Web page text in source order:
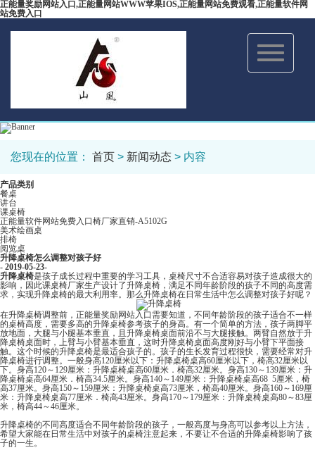
正能量奖励网站入口,正能量网站WWW苹果IOS,正能量网站免费观看,正能量软件网
站免费入口
Toggle
navigation
您现在的位置： 首页 > 新闻动态 > 内容
产品类别
餐桌
讲台
课桌椅
正能量软件网站免费入口椅厂家直销-A5102G
美术绘画桌
排椅
阅览桌
升降桌椅怎么调整对孩子好
- 2019-05-23-
升降桌椅是孩子成长过程中重要的学习工具，桌椅尺寸不合适容易对孩子造成很大的
影响，因此课桌椅厂家生产设计了升降桌椅，满足不同年龄阶段的孩子不同的高度需
求，实现升降桌椅的最大利用率。那么升降桌椅在日常生活中怎么调整对孩子好呢？
在升降桌椅调整前，正能量奖励网站入口需要知道，不同年龄阶段的孩子适合不一样
的桌椅高度，需要多高的升降桌椅参考孩子的身高。有一个简单的方法，孩子两脚平
放地面，大腿与小腿基本垂直，且升降桌椅桌面前沿不与大腿接触。两臂自然放于升
降桌椅桌面时，上臂与小臂基本垂直，这时升降桌椅桌面高度刚好与小臂下平面接
触。这个时候的升降桌椅是最适合孩子的。孩子的生长发育过程很快，需要经常对升
降桌椅进行调整。一般身高120厘米以下：升降桌椅桌高60厘米以下，椅高32厘米以
下。身高120～129厘米：升降桌椅桌高60厘米．椅高32厘米。身高130～139厘米：升
降桌椅桌高64厘米．椅高34.5厘米。身高140～149厘米：升降桌椅桌高68 5厘米，椅
高37厘米。身高150～159厘米：升降桌椅桌高73厘米，椅高40厘米。身高160～169厘
米：升降桌椅桌高77厘米．椅高43厘米。身高170～179厘米：升降桌椅桌高80～83厘
米，椅高44～46厘米。
升降桌椅的不同高度适合不同年龄阶段的孩子，一般高度与身高可以参考以上方法，
希望大家能在日常生活中对孩子的桌椅注意起来，不要让不合适的升降桌椅影响了孩
子的一生。